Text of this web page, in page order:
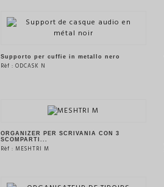
VEDERE IL PRODOTTO
VEDERE IL PRODOTTO
Supporto per cuffie in metallo nero
Rèf : ODCASK N
ORGANIZER PER SCRIVANIA CON 3
SCOMPARTI...
Rèf : MESHTRI M